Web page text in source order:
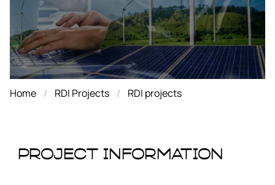
Home RDI Projects RDI projects
Project Information